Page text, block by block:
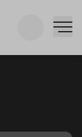
Zoeken